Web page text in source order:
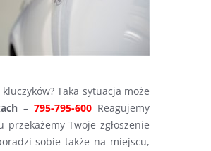
Taka sytuacja może
– 795-795-600 Reagujemy
Twoje zgłoszenie
sobie także na miejscu,